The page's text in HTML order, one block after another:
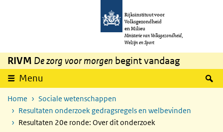
Overslaan en naar de inhoud gaan
Rijksinstituut voor
Volksgezondheid
en Milieu
Ministerie van Volksgezondheid,
Welzijn en Sport
RIVM De zorg voor morgen begint vandaag
Menu
Home
Sociale wetenschappen
Resultaten onderzoek gedragsregels en welbevinden
Resultaten 20e ronde: Over dit onderzoek